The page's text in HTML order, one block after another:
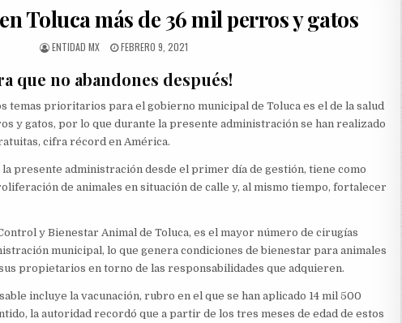
Toluca más de 36 mil perros y gatos
AUTHOR:
ENTIDAD MX
PUBLISHED
FEBRERO 9, 2021
que no abandones después!
temas prioritarios para el gobierno municipal de Toluca es el de la salud
y gatos, por lo que durante la presente administración se han realizado
cifra récord en América.
la presente administración desde el primer día de gestión, tiene como
de animales en situación de calle y, al mismo tiempo, fortalecer
y Bienestar Animal de Toluca, es el mayor número de cirugías
municipal, lo que genera condiciones de bienestar para animales
propietarios en torno de las responsabilidades que adquieren.
incluye la vacunación, rubro en el que se han aplicado 14 mil 500
la autoridad recordó que a partir de los tres meses de edad de estos